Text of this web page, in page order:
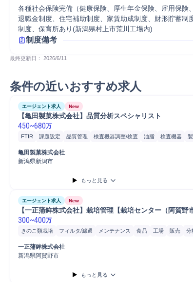
各種社会保険完備（健康保険、厚生年金保険、雇用保険
退職金制度、住宅補助制度、家賃助成制度、財形貯蓄制
制度、保育所あり(新潟県村上市荒川工場内)
制度備考
最終更新日： 2026/6/11
条件の近いおすすめ求人
エージェント求人 New
【亀田製菓株式会社】品質分析スペシャリスト
450~680万
FTIR 課題設定 品質管理 検査機器調整/検査 油脂 検査機器
品質分析
食品
分光光度計
亀田製菓株式会社
新潟県新潟市
もっと見る
エージェント求人 New
【一正蒲鉾株式会社】栽培管理【栽培センター（阿賀野
300~400万
きのこ類栽培 フィルタ/濾過 メンテナンス 食品 工場 販売 分
一正蒲鉾株式会社
新潟県阿賀野市
もっと見る